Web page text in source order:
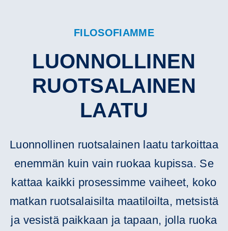
FILOSOFIAMME
LUONNOLLINEN
RUOTSALAINEN
LAATU
Luonnollinen ruotsalainen laatu tarkoittaa
enemmän kuin vain ruokaa kupissa. Se
kattaa kaikki prosessimme vaiheet, koko
matkan ruotsalaisilta maatiloilta, metsistä
ja vesistä paikkaan ja tapaan, jolla ruoka